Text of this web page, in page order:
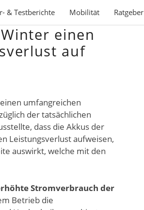
& Testberichte Mobilität Ratgeber
einen
auf
einen umfangreichen
der tatsächlichen
dass die Akkus der
Leistungsverlust aufweisen,
auswirkt, welche mit den
Stromverbrauch der
Betrieb die